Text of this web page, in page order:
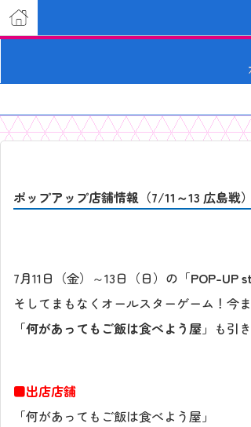
ポップアップ店舗情報（7/11～13 広島戦）
7月11日（金）～13日（日）の「POP-UP
そしてまもなくオールスターゲーム！今
「何があってもご飯は食べよう屋」も引
■出店店舗
「何があってもご飯は食べよう屋」